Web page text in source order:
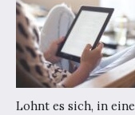
Lohnt es sich, in